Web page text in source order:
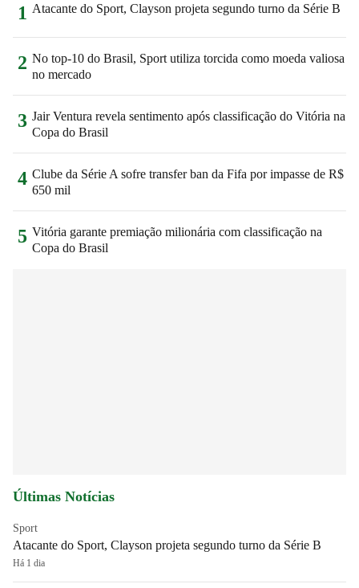
1 Atacante do Sport, Clayson projeta segundo turno da Série B
2 No top-10 do Brasil, Sport utiliza torcida como moeda valiosa
no mercado
3 Jair Ventura revela sentimento após classificação do Vitória na
Copa do Brasil
4 Clube da Série A sofre transfer ban da Fifa por impasse de R$
650 mil
5 Vitória garante premiação milionária com classificação na
Copa do Brasil
Últimas Notícias
Sport
Atacante do Sport, Clayson projeta segundo turno da Série B
Há 1 dia